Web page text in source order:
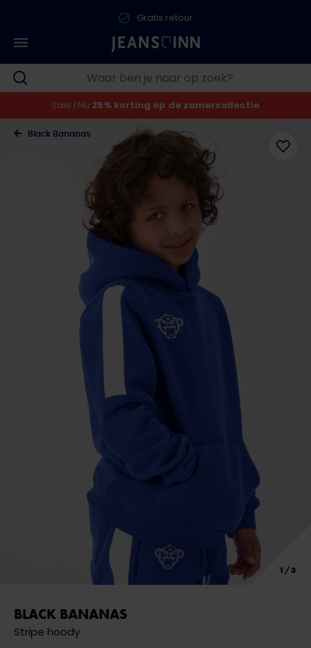
Gratis retour
Sale | Nu 25% korting op de zomercollectie
Black Bananas
BLACK BANANAS
Stripe hoody